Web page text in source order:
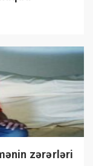
zərərləri